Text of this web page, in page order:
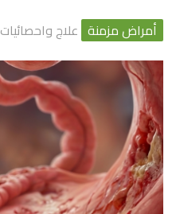
أمراض مزمنة علاج واحصائيات